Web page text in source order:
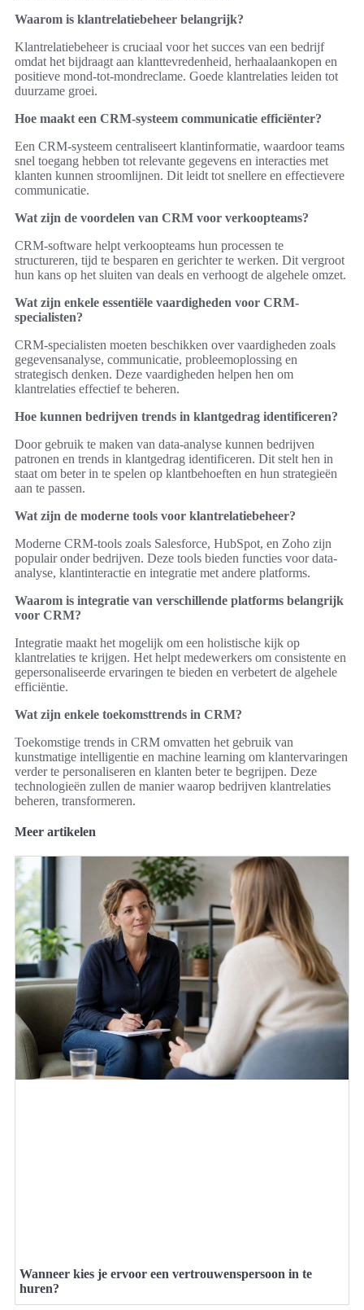
Waarom is klantrelatiebeheer belangrijk?
Klantrelatiebeheer is cruciaal voor het succes van een bedrijf
omdat het bijdraagt aan klanttevredenheid, herhaalaankopen en
positieve mond-tot-mondreclame. Goede klantrelaties leiden tot
duurzame groei.
Hoe maakt een CRM-systeem communicatie efficiënter?
Een CRM-systeem centraliseert klantinformatie, waardoor teams
snel toegang hebben tot relevante gegevens en interacties met
klanten kunnen stroomlijnen. Dit leidt tot snellere en effectievere
communicatie.
Wat zijn de voordelen van CRM voor verkoopteams?
CRM-software helpt verkoopteams hun processen te
structureren, tijd te besparen en gerichter te werken. Dit vergroot
hun kans op het sluiten van deals en verhoogt de algehele omzet.
Wat zijn enkele essentiële vaardigheden voor CRM-
specialisten?
CRM-specialisten moeten beschikken over vaardigheden zoals
gegevensanalyse, communicatie, probleemoplossing en
strategisch denken. Deze vaardigheden helpen hen om
klantrelaties effectief te beheren.
Hoe kunnen bedrijven trends in klantgedrag identificeren?
Door gebruik te maken van data-analyse kunnen bedrijven
patronen en trends in klantgedrag identificeren. Dit stelt hen in
staat om beter in te spelen op klantbehoeften en hun strategieën
aan te passen.
Wat zijn de moderne tools voor klantrelatiebeheer?
Moderne CRM-tools zoals Salesforce, HubSpot, en Zoho zijn
populair onder bedrijven. Deze tools bieden functies voor data-
analyse, klantinteractie en integratie met andere platforms.
Waarom is integratie van verschillende platforms belangrijk
voor CRM?
Integratie maakt het mogelijk om een holistische kijk op
klantrelaties te krijgen. Het helpt medewerkers om consistente en
gepersonaliseerde ervaringen te bieden en verbetert de algehele
efficiëntie.
Wat zijn enkele toekomsttrends in CRM?
Toekomstige trends in CRM omvatten het gebruik van
kunstmatige intelligentie en machine learning om klantervaringen
verder te personaliseren en klanten beter te begrijpen. Deze
technologieën zullen de manier waarop bedrijven klantrelaties
beheren, transformeren.
Meer artikelen
Wanneer kies je ervoor een vertrouwenspersoon in te
huren?